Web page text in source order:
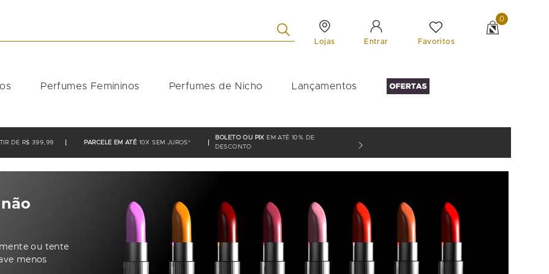
Lojas Entrar Favoritos
0
Perfumes Femininos Perfumes de Nicho Lançamentos
DE R$ 399,99 PARCELE EM ATÉ 10X SEM JUROS*
BOLETO OU PIX EM ATÉ 10% DE
DESCONTO
ou tente
menos